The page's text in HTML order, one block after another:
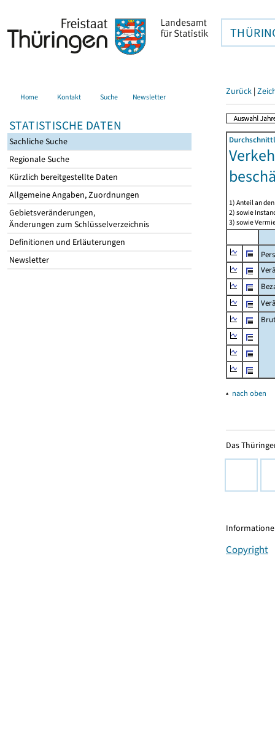
Home Kontakt Suche Newsletter
STATISTISCHE DATEN
Sachliche Suche
Regionale Suche
Kürzlich bereitgestellte Daten
Allgemeine Angaben, Zuordnungen
Gebietsveränderungen,
Änderungen zum Schlüsselverzeichnis
Definitionen und Erläuterungen
Newsletter
Zurück |
1) Anteil an
2) sowie
3) sowie
▴ nach oben
Das
Copyright